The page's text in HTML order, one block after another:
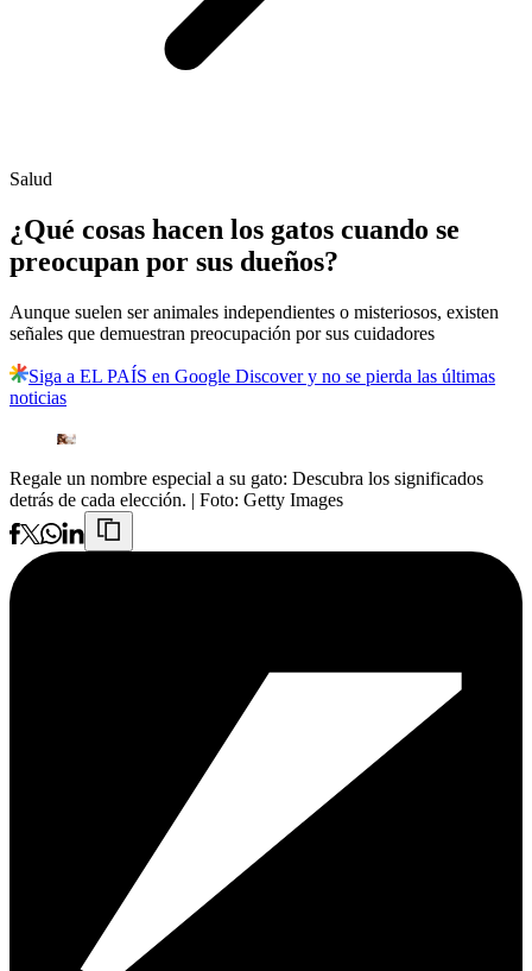
Salud
¿Qué cosas hacen los gatos cuando se
preocupan por sus dueños?
Aunque suelen ser animales independientes o misteriosos, existen
señales que demuestran preocupación por sus cuidadores
Siga a EL PAÍS en Google Discover y no se pierda las últimas
noticias
Regale un nombre especial a su gato: Descubra los significados
detrás de cada elección. | Foto: Getty Images